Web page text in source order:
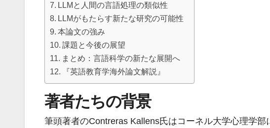
LLMと人間の言語処理の類似性
LLMがもたらす新たな研究の可能性
本論文の強み
課題と今後の展望
まとめ：言語科学の新たな展開へ
『英語教育学海外論文解説』
著者たちの背景
筆頭著者のContreras Kallens氏はコーネル大学心理学